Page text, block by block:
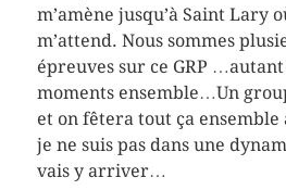
m’amène jusqu’à Saint Lary
m’attend. Nous sommes
épreuves sur ce GRP
moments ensemble…Un
et on fêtera tout ça ensemble
je ne suis pas dans une
vais y arriver…